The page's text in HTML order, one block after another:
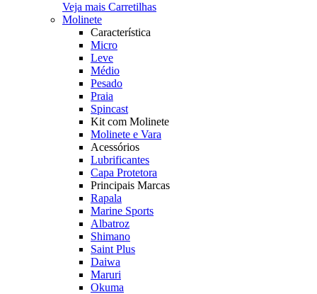
Veja mais Carretilhas
Molinete
Característica
Micro
Leve
Médio
Pesado
Praia
Spincast
Kit com Molinete
Molinete e Vara
Acessórios
Lubrificantes
Capa Protetora
Principais Marcas
Rapala
Marine Sports
Albatroz
Shimano
Saint Plus
Daiwa
Maruri
Okuma